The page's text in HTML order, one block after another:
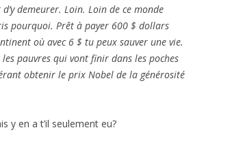
demeurer. Loin. Loin de ce monde
pourquoi. Prêt à payer 600 $ dollars
où avec 6 $ tu peux sauver une vie.
pauvres qui vont finir dans les poches
obtenir le prix Nobel de la générosité
y en a t’il seulement eu?